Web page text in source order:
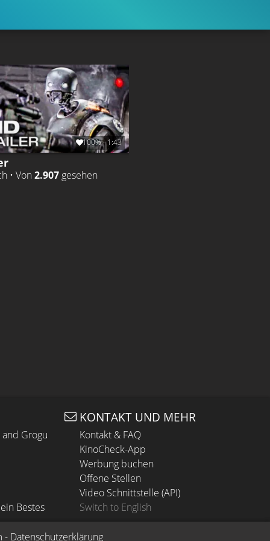
100% 1:43
• Von 2.907 gesehen
Grogu
Bestes
KONTAKT UND MEHR
Kontakt & FAQ
KinoCheck-App
Werbung buchen
Offene Stellen
Video Schnittstelle (API)
Switch to English
- Datenschutzerklärung